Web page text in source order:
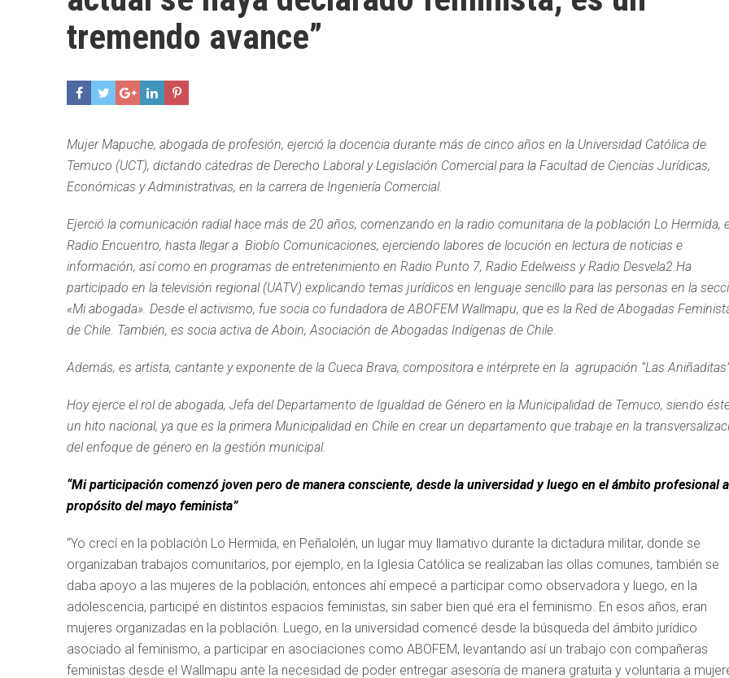
tremendo avance”
Mujer Mapuche, abogada de profesión, ejerció la docencia durante más de cinco años en la Universidad Católica de
Temuco (UCT), dictando cátedras de Derecho Laboral y Legislación Comercial para la Facultad de Ciencias Jurídicas,
Económicas y Administrativas, en la carrera de Ingeniería Comercial.
Ejerció la comunicación radial hace más de 20 años, comenzando en la radio comunitaria de la población Lo Hermida,
Radio Encuentro, hasta llegar a Biobío Comunicaciones, ejerciendo labores de locución en lectura de noticias e
información, así como en programas de entretenimiento en Radio Punto 7, Radio Edelweiss y Radio Desvela2.Ha
participado en la televisión regional (UATV) explicando temas jurídicos en lenguaje sencillo para las personas en la
«Mi abogada». Desde el activismo, fue socia co fundadora de ABOFEM Wallmapu, que es la Red de Abogadas
de Chile. También, es socia activa de Aboin, Asociación de Abogadas Indígenas de Chile.
Además, es artista, cantante y exponente de la Cueca Brava, compositora e intérprete en la agrupación ‘’Las
Hoy ejerce el rol de abogada, Jefa del Departamento de Igualdad de Género en la Municipalidad de Temuco, siendo
un hito nacional, ya que es la primera Municipalidad en Chile en crear un departamento que trabaje en la
del enfoque de género en la gestión municipal.
“Mi participación comenzó joven pero de manera consciente, desde la universidad y luego en el ámbito profesional a
propósito del mayo feminista”
“Yo crecí en la población Lo Hermida, en Peñalolén, un lugar muy llamativo durante la dictadura militar, donde se
organizaban trabajos comunitarios, por ejemplo, en la Iglesia Católica se realizaban las ollas comunes, también se
daba apoyo a las mujeres de la población, entonces ahí empecé a participar como observadora y luego, en la
adolescencia, participé en distintos espacios feministas, sin saber bien qué era el feminismo. En esos años, eran
mujeres organizadas en la población. Luego, en la universidad comencé desde la búsqueda del ámbito jurídico
asociado al feminismo, a participar en asociaciones como ABOFEM, levantando así un trabajo con compañeras
feministas desde el Wallmapu ante la necesidad de poder entregar asesoría de manera gratuita y voluntaria a